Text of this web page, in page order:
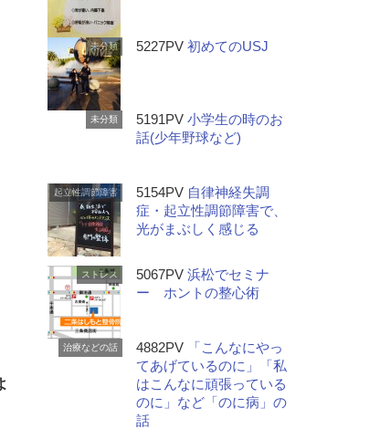
未分類 5227PV 初めてのUSJ
未分類 5191PV 小学生の時のお
話(少年野球など)
起立性調節障害 5154PV 自律神経失調
症・起立性調節障害で、
光がまぶしく感じる
ストレス 5067PV 浜松でセミナ
ー ホントの整心術
治療などの話 4882PV
「こんなにやっ
てあげているのに」「私
はこんなに頑張っている
のに」など「のに病」の
話